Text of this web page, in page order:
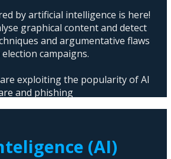
by artificial intelligence is here!
graphical content and detect
and argumentative flaws
campaigns.
exploiting the popularity of AI
and phishing
(AI)